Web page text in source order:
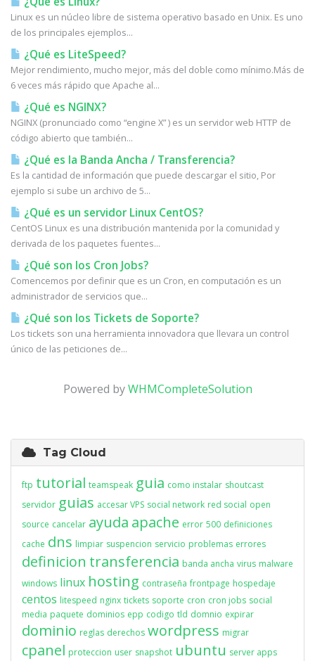
Linux es un núcleo libre de sistema operativo basado en Unix. Es uno
de los principales ejemplos...
¿Qué es LiteSpeed?
Mejor rendimiento, mucho mejor, más del doble como mínimo.Más de
6 veces más rápido que Apache al...
¿Qué es NGINX?
NGINX (pronunciado como “engine X” ) es un servidor web HTTP de
código abierto que también...
¿Qué es la Banda Ancha / Transferencia?
Es la cantidad de información que puede descargar el sitio, Por
ejemplo si sube un archivo de 5...
¿Qué es un servidor Linux CentOS?
CentOS Linux es una distribución mantenida por la comunidad y
derivada de los paquetes fuentes...
¿Qué son los Cron Jobs?
Comencemos por definir que es un Cron, en computación es un
administrador de servicios que...
¿Qué son los Tickets de Soporte?
Los tickets son una herramienta innovadora que llevara un control
único de las peticiones de...
Powered byWHMCompleteSolution
Tag Cloud
ftp tutorial teamspeak guia como instalar shoutcast
servidor guias accesar VPS social network red social open
source cancelar ayuda apache error 500 definiciones
cache dns limpiar suspencion servicio problemas errores
definicion transferencia banda ancha virus malware
windows linux hosting contraseña frontpage hospedaje
centos litespeed nginx tickets soporte cron cron jobs social
media paquete dominios epp codigo tld domnio expirar
dominio reglas derechos wordpress migrar
cpanel proteccion user snapshot ubuntu server apps